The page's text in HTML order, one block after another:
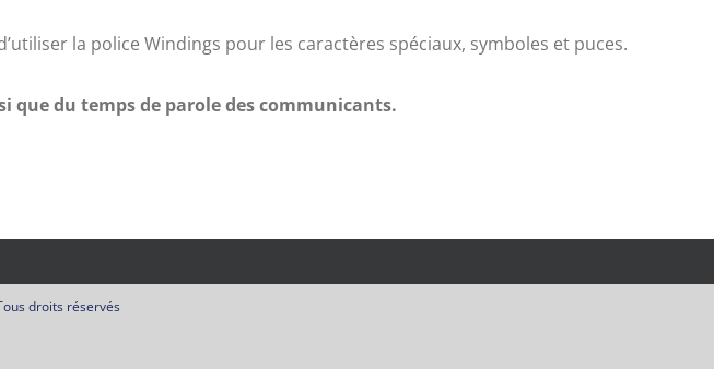
la police Windings pour les caractères spéciaux, symboles et puces.
que du temps de parole des communicants.
droits réservés